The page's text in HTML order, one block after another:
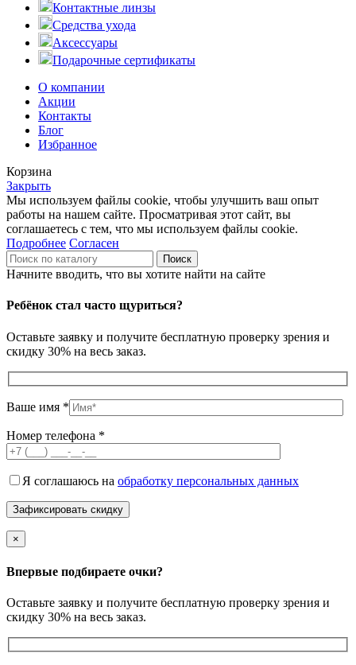
Контактные линзы
Средства ухода
Аксессуары
Подарочные сертификаты
О компании
Акции
Контакты
Блог
Избранное
Корзина
Закрыть
Мы используем файлы cookie, чтобы улучшить ваш опыт
работы на нашем сайте. Просматривая этот сайт, вы
соглашаетесь с тем, что мы используем файлы cookie.
Подробнее Согласен
Поиск
Начните вводить, что вы хотите найти на сайте
Ребёнок стал часто щуриться?
Оставьте заявку и получите бесплатную проверку зрения и
скидку 30% на весь заказ.
Ваше имя *
Номер телефона *
Я соглашаюсь на обработку персональных данных
×
Впервые подбираете очки?
Оставьте заявку и получите бесплатную проверку зрения и
скидку 30% на весь заказ.